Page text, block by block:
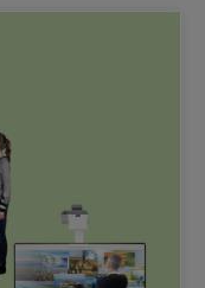
met ons